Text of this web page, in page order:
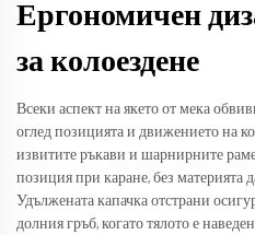
Ергономичен
за колоездене
Всеки аспект на якето от мека
оглед позицията и движението на
извитите ръкави и шарнирните
позиция при каране, без материята
Удължената капачка отстрани
долния гръб, когато тялото е